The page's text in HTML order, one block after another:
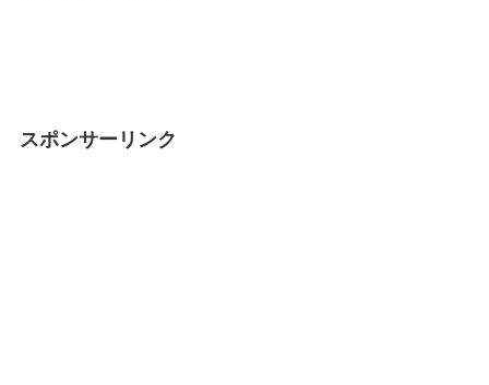
スポンサーリンク